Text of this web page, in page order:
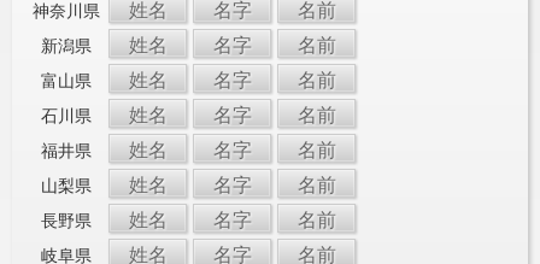
神奈川県 姓名 名字 名前
新潟県 姓名 名字 名前
富山県 姓名 名字 名前
石川県 姓名 名字 名前
福井県 姓名 名字 名前
山梨県 姓名 名字 名前
長野県 姓名 名字 名前
岐阜県 姓名 名字 名前